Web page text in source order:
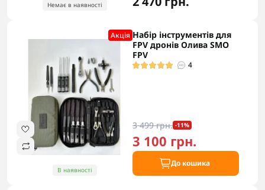
Немає в наявності
Акцiя
В наявності
Набір інструментів для
FPV дронів Олива SMO
FPV
4
3 499 грн. -11%
3 100 грн.
До кошика